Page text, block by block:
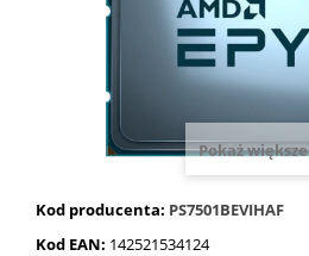
Pokaż większe
Kod producenta: PS7501BEVIHAF
Kod EAN: 142521534124